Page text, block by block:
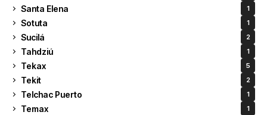
Santa Elena 1
Sotuta 1
Sucilá 2
Tahdziú 1
Tekax 5
Tekit 2
Telchac Puerto 1
Temax 1